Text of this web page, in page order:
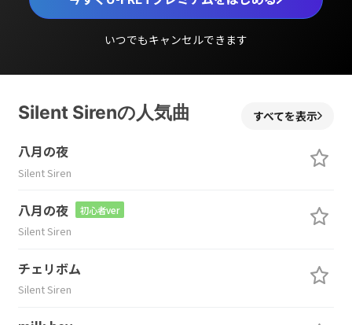
いつでもキャンセルできます
Silent Sirenの人気曲 すべてを表示
八月の夜
Silent Siren
八月の夜 初心者ver
Silent Siren
チェリボム
Silent Siren